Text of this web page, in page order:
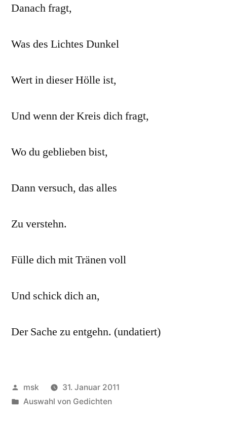
Danach fragt,
Was des Lichtes Dunkel
Wert in dieser Hölle ist,
Und wenn der Kreis dich fragt,
Wo du geblieben bist,
Dann versuch, das alles
Zu verstehn.
Fülle dich mit Tränen voll
Und schick dich an,
Der Sache zu entgehn. (undatiert)
Veröffentlicht
von
msk
31. Januar 2011
Veröffentlicht
Auswahl von Gedichten